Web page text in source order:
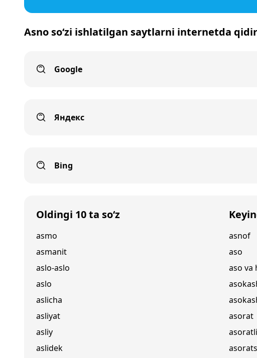
Asno so‘zi ishlatilgan saytlarni internetda
Google
Яндекс
Bing
Oldingi 10 ta so‘z
asmo
asmanit
aslo-aslo
aslo
aslicha
asliyat
asliy
aslidek
asnof
aso
aso va
asorat
asoratli